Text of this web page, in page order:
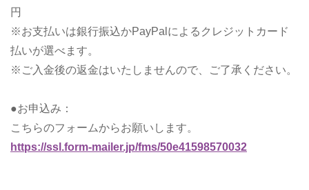
円
※お支払いは銀行振込かPayPalによるクレジットカード
払いが選べます。
※ご入金後の返金はいたしませんので、ご了承ください。
●お申込み：
こちらのフォームからお願いします。
https://ssl.form-mailer.jp/fms/50e41598570032